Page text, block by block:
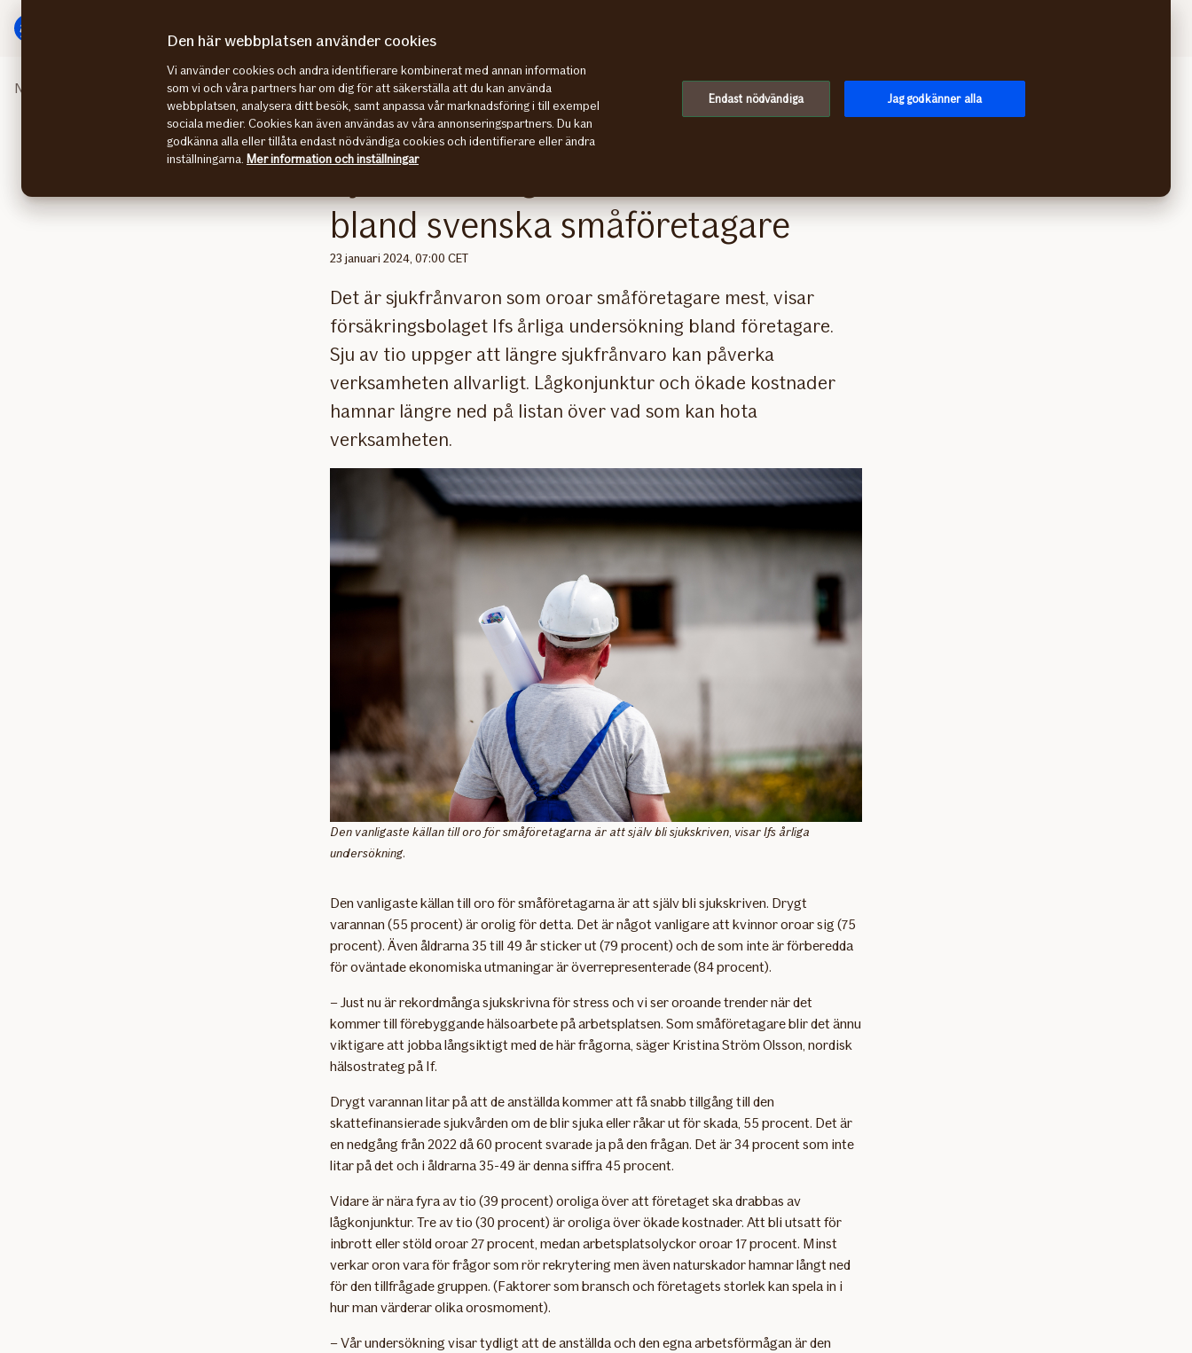
direkt
huvudmenyn
direkt
innehåll
Nyhetsrummet Sjukskrivning är den största oron bland svenska småföretagare
Sjukskrivning är den största oron
bland svenska småföretagare
23 januari 2024, 07:00 CET
Det är sjukfrånvaron som oroar småföretagare mest, visar
försäkringsbolaget Ifs årliga undersökning bland företagare.
Sju av tio uppger att längre sjukfrånvaro kan påverka
verksamheten allvarligt. Lågkonjunktur och ökade kostnader
hamnar längre ned på listan över vad som kan hota
verksamheten.
Den vanligaste källan till oro för småföretagarna är att själv bli sjukskriven, visar Ifs årliga
undersökning.
Den vanligaste källan till oro för småföretagarna är att själv bli sjukskriven. Drygt
varannan (55 procent) är orolig för detta. Det är något vanligare att kvinnor oroar sig (75
procent). Även åldrarna 35 till 49 år sticker ut (79 procent) och de som inte är förberedda
för oväntade ekonomiska utmaningar är överrepresenterade (84 procent).
– Just nu är rekordmånga sjukskrivna för stress och vi ser oroande trender när det
kommer till förebyggande hälsoarbete på arbetsplatsen. Som småföretagare blir det ännu
viktigare att jobba långsiktigt med de här frågorna, säger Kristina Ström Olsson, nordisk
hälsostrateg på If.
Drygt varannan litar på att de anställda kommer att få snabb tillgång till den
skattefinansierade sjukvården om de blir sjuka eller råkar ut för skada, 55 procent. Det är
en nedgång från 2022 då 60 procent svarade ja på den frågan. Det är 34 procent som inte
litar på det och i åldrarna 35-49 är denna siffra 45 procent.
Vidare är nära fyra av tio (39 procent) oroliga över att företaget ska drabbas av
lågkonjunktur. Tre av tio (30 procent) är oroliga över ökade kostnader. Att bli utsatt för
inbrott eller stöld oroar 27 procent, medan arbetsplatsolyckor oroar 17 procent. Minst
verkar oron vara för frågor som rör rekrytering men även naturskador hamnar långt ned
för den tillfrågade gruppen. (Faktorer som bransch och företagets storlek kan spela in i
hur man värderar olika orosmoment).
– Vår undersökning visar tydligt att de anställda och den egna arbetsförmågan är den
Den här webbplatsen använder cookies
Vi använder cookies och andra identifierare kombinerat med annan information
som vi och våra partners har om dig för att säkerställa att du kan använda
webbplatsen, analysera ditt besök, samt anpassa vår marknadsföring i till exempel
sociala medier. Cookies kan även användas av våra annonseringspartners. Du kan
godkänna alla eller tillåta endast nödvändiga cookies och identifierare eller ändra
inställningarna. Mer information och inställningar
Endast nödvändiga Jag godkänner alla